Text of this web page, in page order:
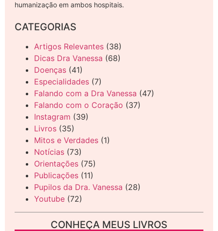
humanização em ambos hospitais.
CATEGORIAS
Artigos Relevantes (38)
Dicas Dra Vanessa (68)
Doenças (41)
Especialidades (7)
Falando com a Dra Vanessa (47)
Falando com o Coração (37)
Instagram (39)
Livros (35)
Mitos e Verdades (1)
Notícias (73)
Orientações (75)
Publicações (11)
Pupilos da Dra. Vanessa (28)
Youtube (72)
CONHEÇA MEUS LIVROS